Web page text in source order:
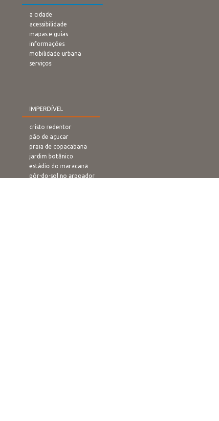
a cidade
acessibilidade
mapas e guias
informações
mobilidade urbana
serviços
IMPERDÍVEL
cristo redentor
pão de açucar
praia de copacabana
jardim botânico
estádio do maracanã
pôr-do-sol no arpoador